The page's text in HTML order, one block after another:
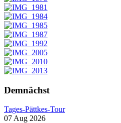
Demnächst
Tages-Pättkes-Tour
07 Aug 2026